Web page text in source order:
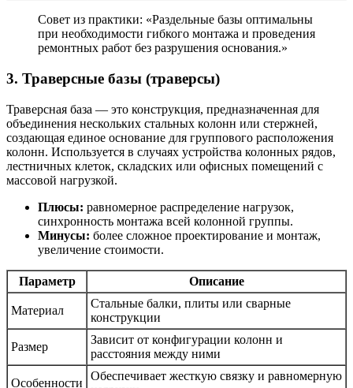
Совет из практики: «Раздельные базы оптимальны
при необходимости гибкого монтажа и проведения
ремонтных работ без разрушения основания.»
3. Траверсные базы (траверсы)
Траверсная база — это конструкция, предназначенная для
объединения нескольких стальных колонн или стержней,
создающая единое основание для группового расположения
колонн. Используется в случаях устройства колонных рядов,
лестничных клеток, складских или офисных помещений с
массовой нагрузкой.
Плюсы: равномерное распределение нагрузок,
синхронность монтажа всей колонной группы.
Минусы: более сложное проектирование и монтаж,
увеличение стоимости.
Параметр Описание
Материал
Стальные балки, плиты или сварные
конструкции
Размер
Зависит от конфигурации колонн и
расстояния между ними
Особенности
Обеспечивает жесткую связку и равномерную